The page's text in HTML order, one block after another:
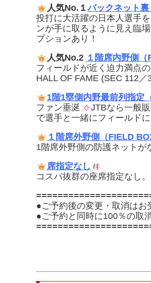
人気No.１バックネット裏
投打に大活躍の日本人選手
ンが手に取るように見え臨
プションあり！
人気No.2 １階席内野側（
フィールドが近く迫力満点
HALL OF FAME (SEC 112
1階1塁側内野最前列指定
ファン垂涎
JTBなら一般
で選手と一緒にフィールド
１階席外野側（FIELD
1階席外野側の防護ネット
席指定なし
コスパ抜群の座席指定なし
●ご予約後の変更・取消はお
●ご予約と同時に100％の取